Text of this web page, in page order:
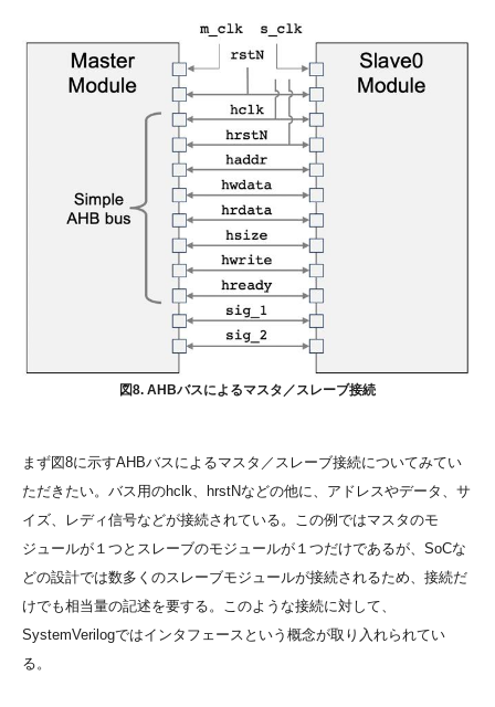
図8. AHBバスによるマスタ／スレーブ接続
まず図8に示すAHBバスによるマスタ／スレーブ接続についてみてい
ただきたい。バス用のhclk、hrstNなどの他に、アドレスやデータ、サ
イズ、レディ信号などが接続されている。この例ではマスタのモ
ジュールが１つとスレーブのモジュールが１つだけであるが、SoCな
どの設計では数多くのスレーブモジュールが接続されるため、接続だ
けでも相当量の記述を要する。このような接続に対して、
SystemVerilogではインタフェースという概念が取り入れられてい
る。